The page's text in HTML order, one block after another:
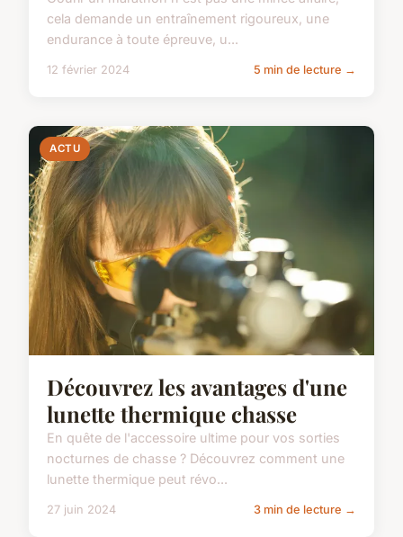
cela demande un entraînement rigoureux, une
endurance à toute épreuve, u...
12 février 2024 5 min de lecture →
ACTU
Découvrez les avantages d'une
lunette thermique chasse
En quête de l'accessoire ultime pour vos sorties
nocturnes de chasse ? Découvrez comment une
lunette thermique peut révo...
27 juin 2024 3 min de lecture →